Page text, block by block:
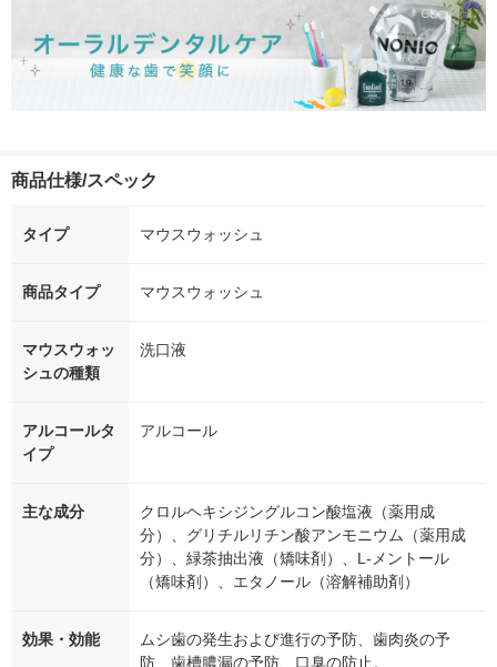
商品仕様/スペック
タイプ マウスウォッシュ
商品タイプ マウスウォッシュ
マウスウォッ
シュの種類
洗口液
アルコールタ
イプ
アルコール
主な成分
クロルヘキシジングルコン酸塩液（薬用成
分）、グリチルリチン酸アンモニウム（薬用成
分）、緑茶抽出液（矯味剤）、L-メントール
（矯味剤）、エタノール（溶解補助剤）
効果・効能
ムシ歯の発生および進行の予防、歯肉炎の予
防、歯槽膿漏の予防、口臭の防止。